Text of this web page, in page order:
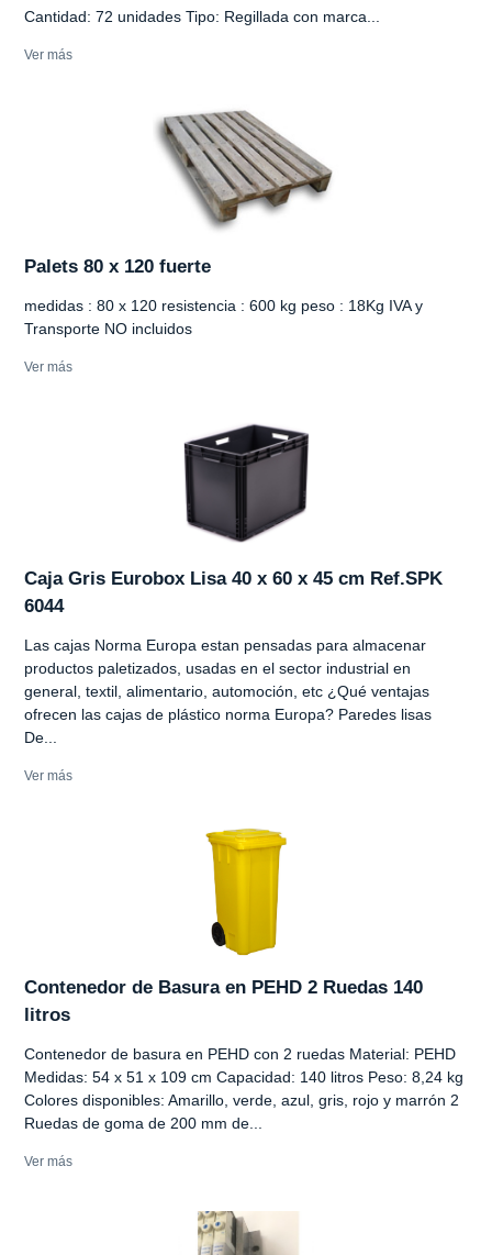
Cantidad: 72 unidades Tipo: Regillada con marca...
Ver más
Palets 80 x 120 fuerte
medidas : 80 x 120 resistencia : 600 kg peso : 18Kg IVA y
Transporte NO incluidos
Ver más
Caja Gris Eurobox Lisa 40 x 60 x 45 cm Ref.SPK
6044
Las cajas Norma Europa estan pensadas para almacenar
productos paletizados, usadas en el sector industrial en
general, textil, alimentario, automoción, etc ¿Qué ventajas
ofrecen las cajas de plástico norma Europa? Paredes lisas
De...
Ver más
Contenedor de Basura en PEHD 2 Ruedas 140
litros
Contenedor de basura en PEHD con 2 ruedas Material: PEHD
Medidas: 54 x 51 x 109 cm Capacidad: 140 litros Peso: 8,24 kg
Colores disponibles: Amarillo, verde, azul, gris, rojo y marrón 2
Ruedas de goma de 200 mm de...
Ver más